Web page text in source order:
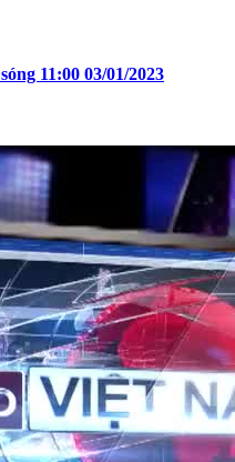
11:00 03/01/2023